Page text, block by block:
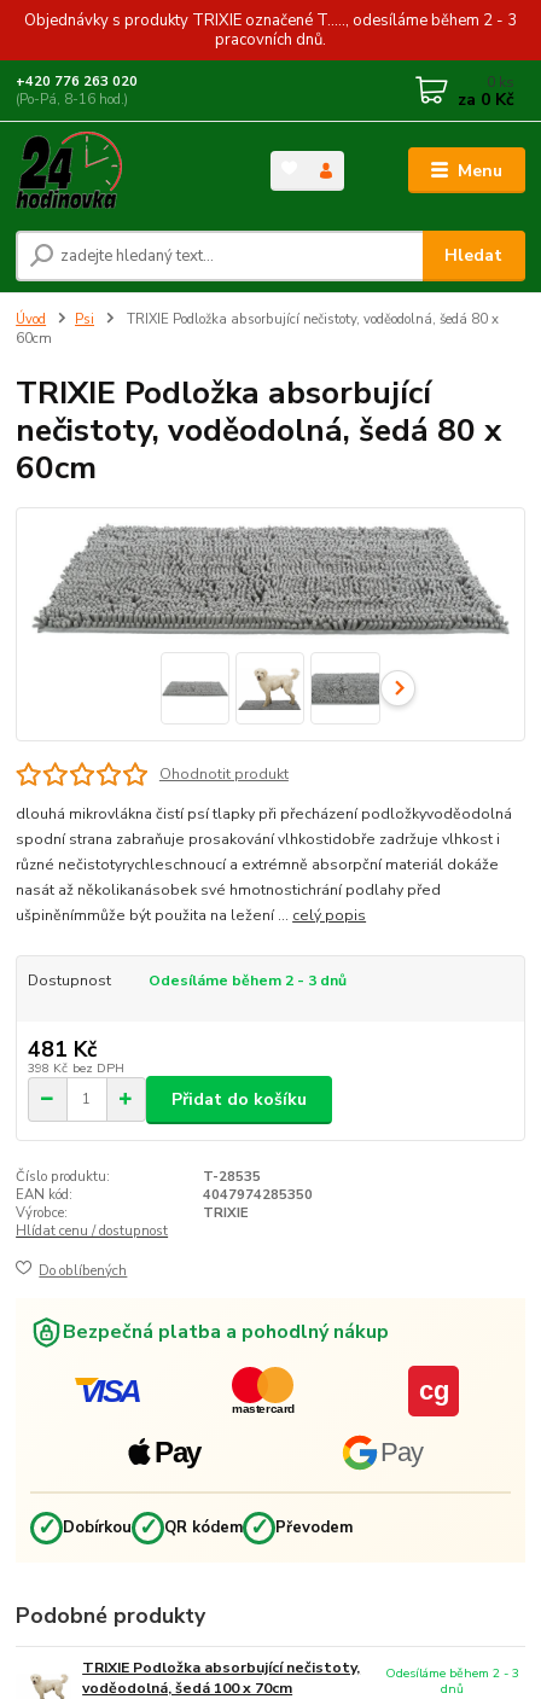
Objednávky s produkty TRIXIE označené T....., odesíláme během 2 - 3
pracovních dnů.
Menu
Hledat
+420 776 263 020
(Po-Pá, 8-16 hod.)
0 ks
za 0 Kč
Úvod Psi
TRIXIE Podložka absorbující nečistoty, voděodolná, šedá 80 x
60cm
TRIXIE Podložka absorbující
nečistoty, voděodolná, šedá 80 x
60cm
Ohodnotit produkt
dlouhá mikrovlákna čistí psí tlapky při přecházení podložkyvoděodolná
spodní strana zabraňuje prosakování vlhkostidobře zadržuje vlhkost i
různé nečistotyrychleschnoucí a extrémně absorpční materiál dokáže
nasát až několikanásobek své hmotnostichrání podlahy před
ušpiněnímmůže být použita na ležení ... celý popis
Dostupnost Odesíláme během 2 - 3 dnů
481 Kč
398 Kč bez DPH
Přidat do košíku
Číslo produktu:
T-28535
EAN kód:
4047974285350
Výrobce:
TRIXIE
Hlídat cenu / dostupnost
Do oblíbených
Bezpečná platba a pohodlný nákup
VISA mastercard
Pay Pay
cg
✓ Dobírkou ✓ QR kódem ✓ Převodem
Podobné produkty
TRIXIE Podložka absorbující nečistoty,
voděodolná, šedá 100 x 70cm
Odesíláme během 2 - 3
dnů